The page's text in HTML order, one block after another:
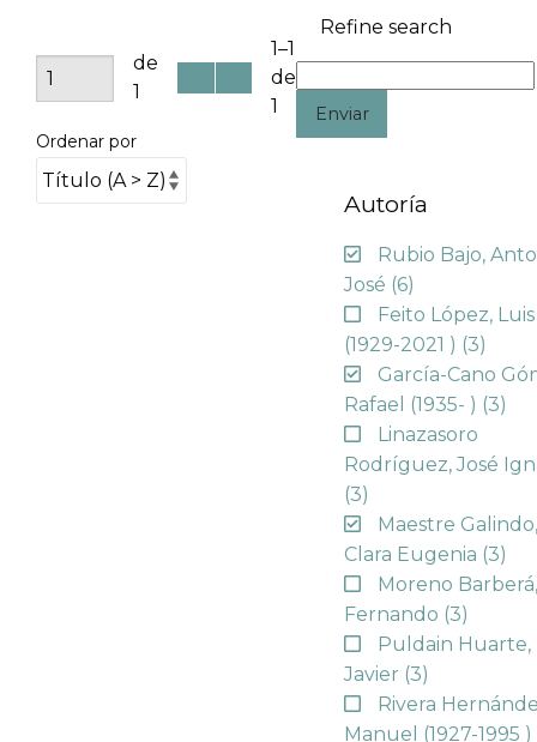
de
1
1–1
de
1
Ordenar por
Refine search
Enviar
Autoría
Rubio Bajo,
José (6)
Feito López, Luis
(1929-2021 ) (3)
García-Cano
Rafael (1935- ) (3)
Linazasoro
Rodríguez, José
(3)
Maestre
Clara Eugenia (3)
Moreno
Fernando (3)
Puldain Huarte,
Javier (3)
Rivera
Manuel (1927-1995 )